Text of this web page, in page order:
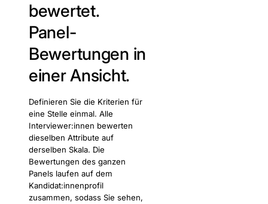
bewertet.
Panel-
Bewertungen in
einer Ansicht.
Definieren Sie die Kriterien für
eine Stelle einmal. Alle
Interviewer:innen bewerten
dieselben Attribute auf
derselben Skala. Die
Bewertungen des ganzen
Panels laufen auf dem
Kandidat:innenprofil
zusammen, sodass Sie sehen,